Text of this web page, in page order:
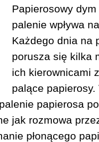
Papierosowy
palenie wpływa
Każdego dnia na
porusza się kilka
ich kierownicami
palące
papierosa
jak rozmowa
płonącego